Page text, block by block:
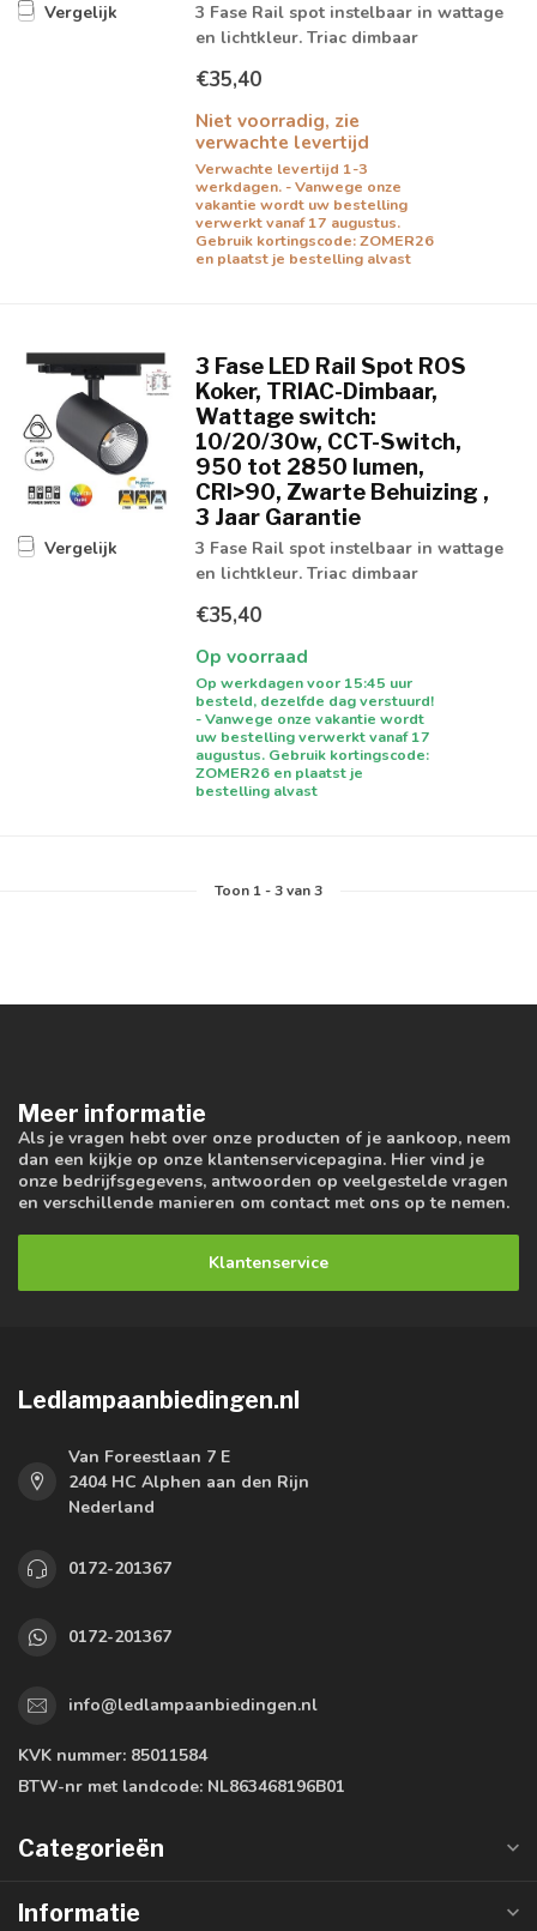
Vergelijk
3 Fase Rail spot instelbaar in wattage
en lichtkleur. Triac dimbaar
€35,40
Niet voorradig, zie
verwachte levertijd
Verwachte levertijd 1-3
werkdagen. - Vanwege onze
vakantie wordt uw bestelling
verwerkt vanaf 17 augustus.
Gebruik kortingscode: ZOMER26
en plaatst je bestelling alvast
Vergelijk
3 Fase LED Rail Spot ROS
Koker, TRIAC-Dimbaar,
Wattage switch:
10/20/30w, CCT-Switch,
950 tot 2850 lumen,
CRI>90, Zwarte Behuizing ,
3 Jaar Garantie
3 Fase Rail spot instelbaar in wattage
en lichtkleur. Triac dimbaar
€35,40
Op voorraad
Op werkdagen voor 15:45 uur
besteld, dezelfde dag verstuurd!
- Vanwege onze vakantie wordt
uw bestelling verwerkt vanaf 17
augustus. Gebruik kortingscode:
ZOMER26 en plaatst je
bestelling alvast
Toon 1-3van 3
Meer informatie
Als je vragen hebt over onze producten of je aankoop, neem
dan een kijkje op onze klantenservicepagina. Hier vind je
onze bedrijfsgegevens, antwoorden op veelgestelde vragen
en verschillende manieren om contact met ons op te nemen.
Klantenservice
Ledlampaanbiedingen.nl
Van Foreestlaan 7 E
2404 HC Alphen aan den Rijn
Nederland
0172-201367
0172-201367
info@ledlampaanbiedingen.nl
KVK nummer: 85011584
BTW-nr met landcode: NL863468196B01
Categorieën
Informatie